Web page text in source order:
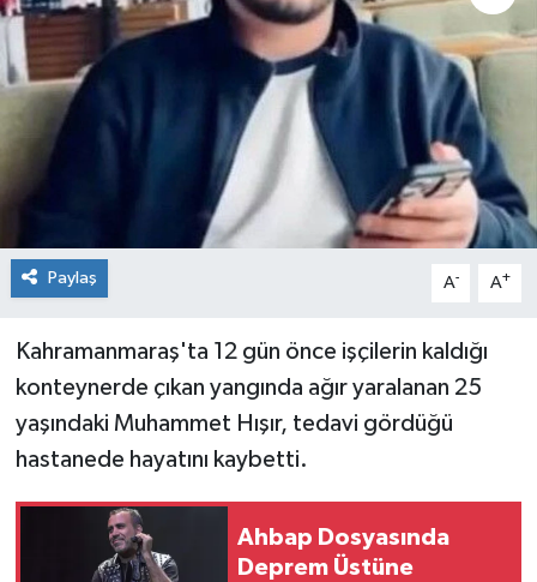
Paylaş A- A+
Kahramanmaraş'ta 12 gün önce işçilerin kaldığı
konteynerde çıkan yangında ağır yaralanan 25
yaşındaki Muhammet Hışır, tedavi gördüğü
hastanede hayatını kaybetti.
Ahbap Dosyasında
Deprem Üstüne